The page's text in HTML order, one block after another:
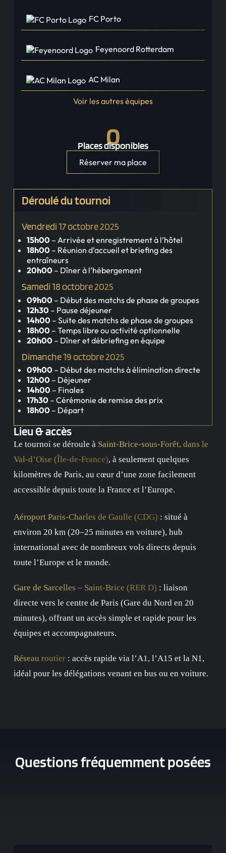
FC Porto
Feyenoord Rotterdam
AC Milan
Voir les autres équipes
0
Places disponibles
Réserver ma place
Déroulé du tournoi
Vendredi 17 octobre 2025
15h00– Arrivée et enregistrement à l’hôtel
18h00– Réunion d’accueil et briefing des
entraîneurs
20h00– Dîner à l’hébergement
Samedi 18 octobre 2025
09h00– Début des matchs de phase de groupes
12h30– Pause déjeuner
14h00– Suite des matchs de phase de groupes
18h00– Temps libre ou activité optionnelle
20h00– Dîner et débriefing en équipe
Dimanche 19 octobre 2025
09h00– Début des matchs à élimination directe
12h00– Déjeuner
14h00– Finales
17h30– Cérémonie de remise des prix
18h00– Départ
Lieu & accès
Le tournoi se déroule à Saint-Brice-sous-Forêt, dans le
Val-d’Oise (Île-de-France), à seulement quelques
kilomètres de Paris, au cœur d’une zone facilement
accessible depuis toute la France et l’Europe.
Aéroport Paris-Charles de Gaulle (CDG) : situé à
environ 20 km (20–25 minutes en voiture), hub
international avec de nombreux vols directs depuis
toute l’Europe et le monde.
Gare de Sarcelles – Saint-Brice (RER D) : liaison
directe vers le centre de Paris (Gare du Nord en 20
minutes), offrant un accès simple et rapide pour les
équipes et accompagnateurs.
Réseau routier: accès rapide via l’A1, l’A15 et la N1,
idéal pour les délégations venant en bus ou en voiture.
Questions fréquemment posées